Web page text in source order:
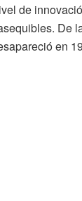
de
De
en